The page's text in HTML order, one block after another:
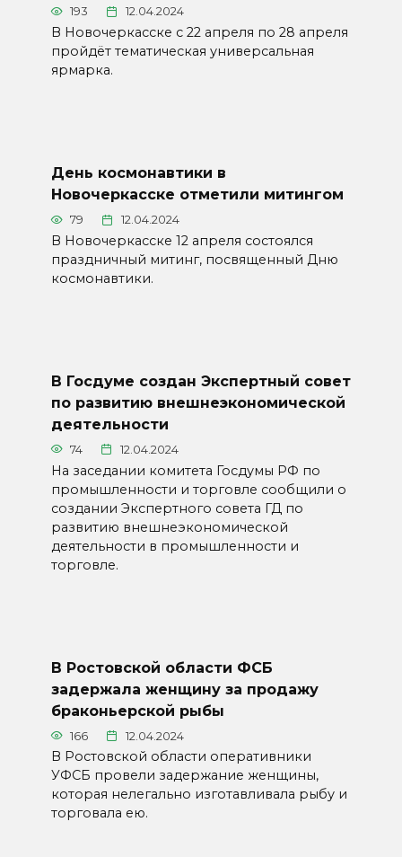
193 12.04.2024
В Новочеркасске с 22 апреля по 28 апреля
пройдёт тематическая универсальная
ярмарка.
День космонавтики в
Новочеркасске отметили митингом
79 12.04.2024
В Новочеркасске 12 апреля состоялся
праздничный митинг, посвященный Дню
космонавтики.
В Госдуме создан Экспертный совет
по развитию внешнеэкономической
деятельности
74 12.04.2024
На заседании комитета Госдумы РФ по
промышленности и торговле сообщили о
создании Экспертного совета ГД по
развитию внешнеэкономической
деятельности в промышленности и
торговле.
В Ростовской области ФСБ
задержала женщину за продажу
браконьерской рыбы
166 12.04.2024
В Ростовской области оперативники
УФСБ провели задержание женщины,
которая нелегально изготавливала рыбу и
торговала ею.